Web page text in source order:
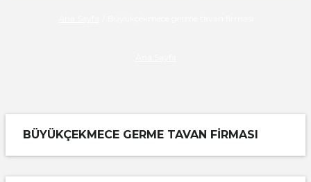
BÜYÜKÇEKMECE GERME TAVAN FIRMASI